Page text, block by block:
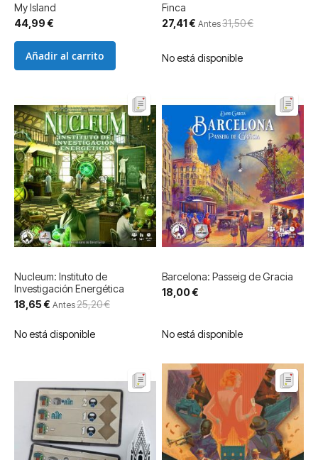
My Island
44,99 €
Añadir al carrito
Finca
Precio
especial
27,41 € Antes31,50 €
No está disponible
Nucleum: Instituto de
Investigación Energética
Precio
especial
18,65 € Antes25,20 €
No está disponible
Barcelona: Passeig de Gracia
18,00 €
No está disponible